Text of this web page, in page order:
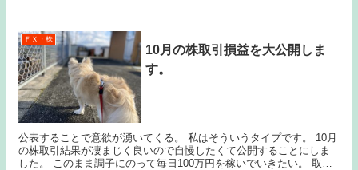
ＦＸ・株
10月の株取引損益を大公開しま
す。
公表することで意欲が湧いてくる。 私はそういうタイプです。 10月
の株取引結果が凄まじく良いので自慢したくて公開することにしま
した。 このまま調子にのって毎日100万円を稼いでいきたい。 取引